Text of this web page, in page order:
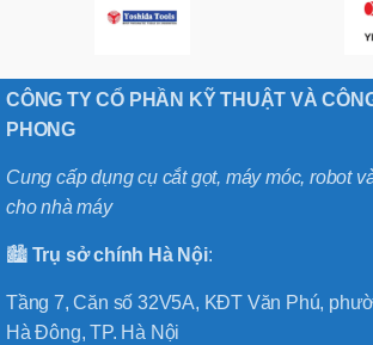
CÔNG TY CỔ PHẦN KỸ THUẬT VÀ
PHONG
Cung cấp dụng cụ cắt gọt, máy móc, robot
cho nhà máy
🏙️ Trụ sở chính Hà Nội:
Tầng 7, Căn số 32V5A, KĐT Văn Phú,
Hà Đông, TP. Hà Nội